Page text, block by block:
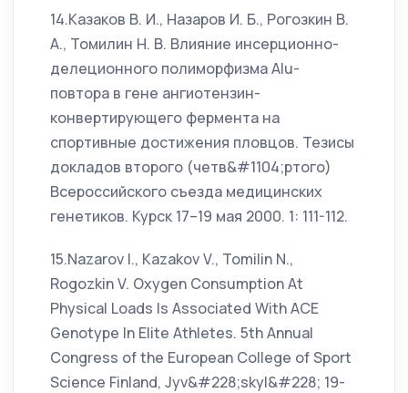
14.Казаков В. И., Назаров И. Б., Рогозкин В.
А., Томилин Н. В. Влияние инсерционно-
делеционного полиморфизма Alu-
повтора в гене ангиотензин-
конвертирующего фермента на
спортивные достижения пловцов. Тезисы
докладов второго (четв&#1104;ртого)
Всероссийского съезда медицинских
генетиков. Курск 17–19 мая 2000. 1: 111-112.
15.Nazarov I., Kazakov V., Tomilin N.,
Rogozkin V. Oxygen Consumption At
Physical Loads Is Associated With ACE
Genotype In Elite Athletes. 5th Annual
Congress of the European College of Sport
Science Finland, Jyv&#228;skyl&#228; 19-